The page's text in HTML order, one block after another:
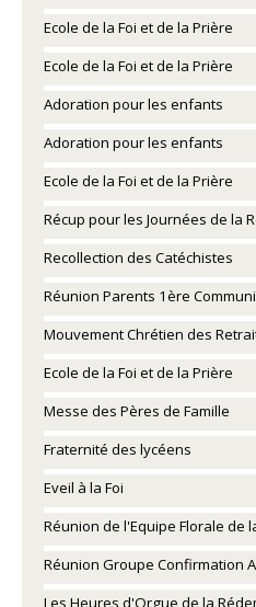
Ecole de la Foi et de la Prière
Ecole de la Foi et de la Prière
Adoration pour les enfants
Adoration pour les enfants
Ecole de la Foi et de la Prière
Récup pour les Journées de la
Recollection des Catéchistes
Réunion Parents 1ère
Mouvement Chrétien des
Ecole de la Foi et de la Prière
Messe des Pères de Famille
Fraternité des lycéens
Eveil à la Foi
Réunion de l'Equipe Florale de
Réunion Groupe Confirmation
Les Heures d'Orgue de la